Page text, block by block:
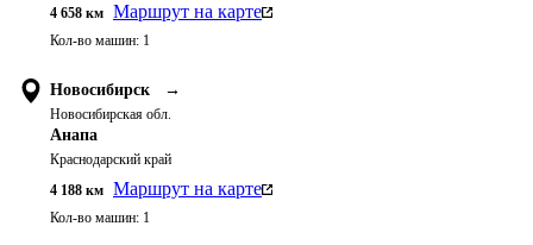
4 658 км Маршрут на карте
Кол-во машин: 1
Новосибирск →
Новосибирская обл.
Анапа
Краснодарский край
4 188 км Маршрут на карте
Кол-во машин: 1